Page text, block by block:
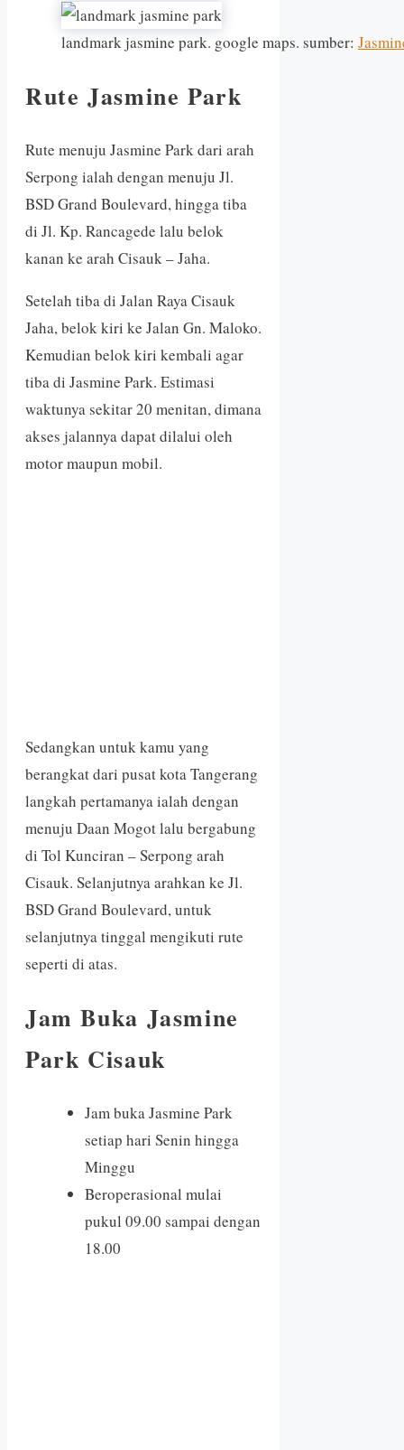
landmark jasmine park. google maps. sumber:
Rute Jasmine Park
Rute menuju Jasmine Park dari arah
Serpong ialah dengan menuju Jl.
BSD Grand Boulevard, hingga tiba
di Jl. Kp. Rancagede lalu belok
kanan ke arah Cisauk – Jaha.
Setelah tiba di Jalan Raya Cisauk
Jaha, belok kiri ke Jalan Gn. Maloko.
Kemudian belok kiri kembali agar
tiba di Jasmine Park. Estimasi
waktunya sekitar 20 menitan, dimana
akses jalannya dapat dilalui oleh
motor maupun mobil.
Sedangkan untuk kamu yang
berangkat dari pusat kota Tangerang
langkah pertamanya ialah dengan
menuju Daan Mogot lalu bergabung
di Tol Kunciran – Serpong arah
Cisauk. Selanjutnya arahkan ke Jl.
BSD Grand Boulevard, untuk
selanjutnya tinggal mengikuti rute
seperti di atas.
Jam Buka Jasmine
Park Cisauk
Jam buka Jasmine Park
setiap hari Senin hingga
Minggu
Beroperasional mulai
pukul 09.00 sampai dengan
18.00